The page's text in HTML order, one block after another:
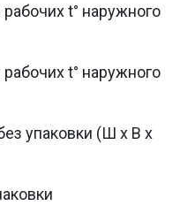
t° наружного
t° наружного
упаковки (Ш х В х